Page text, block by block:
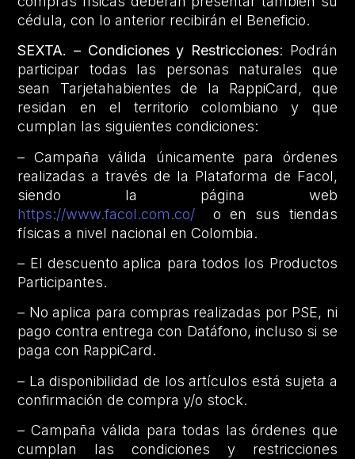
cédula, con lo anterior recibirán el Beneficio.
SEXTA. – Condiciones y Restricciones: Podrán
participar todas las personas naturales que
sean Tarjetahabientes de la RappiCard, que
residan en el territorio colombiano y que
cumplan las siguientes condiciones:
– Campaña válida únicamente para órdenes
realizadas a través de la Plataforma de Facol,
siendo la página web
https://www.facol.com.co/ o en sus tiendas
físicas a nivel nacional en Colombia.
– El descuento aplica para todos los Productos
Participantes.
– No aplica para compras realizadas por PSE, ni
pago contra entrega con Datáfono, incluso si se
paga con RappiCard.
– La disponibilidad de los artículos está sujeta a
confirmación de compra y/o stock.
– Campaña válida para todas las órdenes que
cumplan las condiciones y restricciones